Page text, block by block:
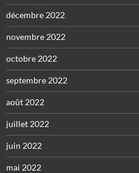
décembre 2022
novembre 2022
octobre 2022
septembre 2022
août 2022
juillet 2022
juin 2022
mai 2022